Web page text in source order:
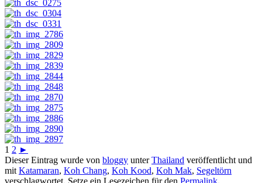
1 2 ►
Dieser Eintrag wurde von bloggy unterThailand veröffentlicht und
mit Katamaran, Koh Chang, Koh Kood, Koh Mak, Segeltörn
verschlagwortet. Setze ein Lesezeichen für den Permalink.